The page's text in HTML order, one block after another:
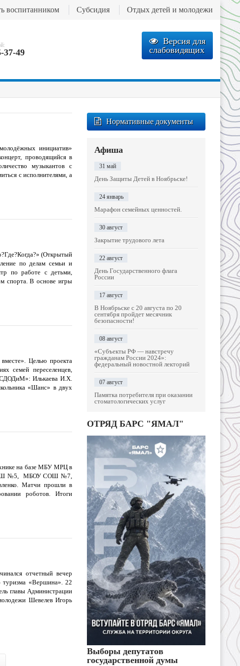
37-49
Версия для
слабовидящих
воспитанником Субсидия Отдых детей и молодежи
инициатив»
проводящийся в
музыкантов с
с исполнителями, а
(Открытый
по делам семьи и
по работе с детьми,
спорта. В основе игры
Целью проекта
семей переселенцев,
Илькаева И.Х.
«Шанс» в двух
на базе МБУ МРЦ в
СОШ №5, МБОУ СОШ №7,
Матчи прошли в
роботов. Итоги
отчетный вечер
туризма «Вершина». 22
главы Администрации
Шевелев Игорь
Нормативные документы
Афиша
31 май
День Защиты Детей в Ноябрьске!
24 январь
Марафон семейных ценностей.
30 август
Закрытие трудового лета
22 август
День Государственного флага
России
17 август
В Ноябрьске с 20 августа по 20
сентября пройдет месячник
безопасности!
08 август
«Субъекты РФ — навстречу
гражданам России 2024»:
федеральный новостной лекторий
07 август
Памятка потребителя при оказании
стоматологических услуг
ОТРЯД БАРС "ЯМАЛ"
Выборы депутатов
государственной думы